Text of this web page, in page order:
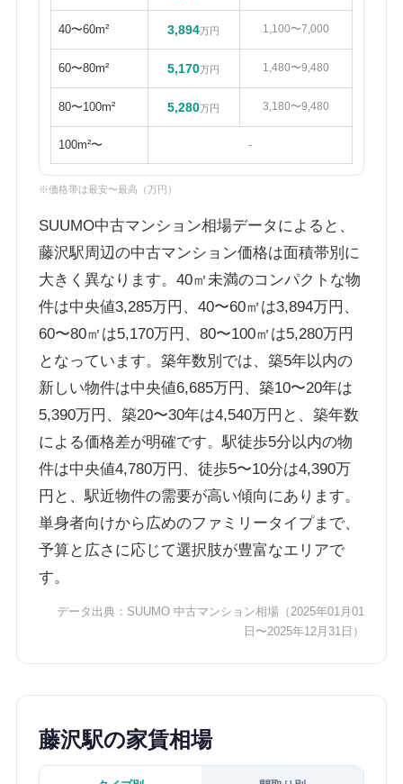
40〜60m² 3,894万円 1,100〜7,000
60〜80m² 5,170万円 1,480〜9,480
80〜100m² 5,280万円 3,180〜9,480
100m²〜 -
※価格帯は最安〜最高（万円）
SUUMO中古マンション相場データによると、
藤沢駅周辺の中古マンション価格は面積帯別に
大きく異なります。40㎡未満のコンパクトな物
件は中央値3,285万円、40〜60㎡は3,894万円、
60〜80㎡は5,170万円、80〜100㎡は5,280万円
となっています。築年数別では、築5年以内の
新しい物件は中央値6,685万円、築10〜20年は
5,390万円、築20〜30年は4,540万円と、築年数
による価格差が明確です。駅徒歩5分以内の物
件は中央値4,780万円、徒歩5〜10分は4,390万
円と、駅近物件の需要が高い傾向にあります。
単身者向けから広めのファミリータイプまで、
予算と広さに応じて選択肢が豊富なエリアで
す。
データ出典： SUUMO 中古マンション相場 （2025年01月01
日〜2025年12月31日）
藤沢駅の家賃相場